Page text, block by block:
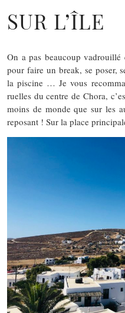
SUR L’ÎLE
On a pas beaucoup
pour faire un break, se poser,
la piscine … Je vous
ruelles du centre de Chora,
moins de monde que sur les
reposant ! Sur la place